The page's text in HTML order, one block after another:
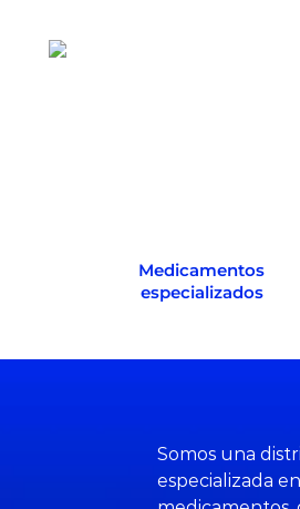
Medicamentos
especializados
Somos una
especializada